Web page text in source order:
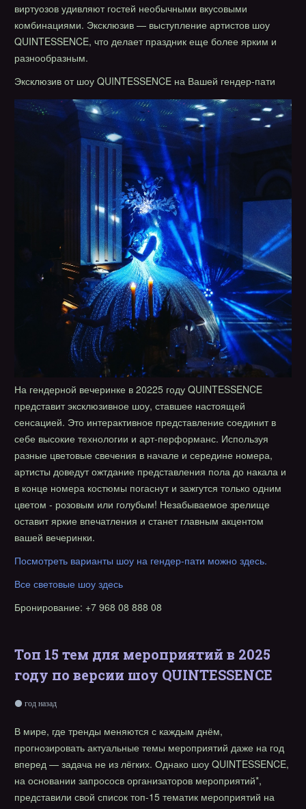
виртуозов удивляют гостей необычными вкусовыми
комбинациями. Эксклюзив — выступление артистов шоу
QUINTESSENCE, что делает праздник еще более ярким и
разнообразным.
Эксклюзив от шоу QUINTESSENCE на Вашей гендер-пати
На гендерной вечеринке в 20225 году QUINTESSENCE
представит эксклюзивное шоу, ставшее настоящей
сенсацией. Это интерактивное представление соединит в
себе высокие технологии и арт-перформанс. Используя
разные цветовые свечения в начале и середине номера,
артисты доведут ожтдание представления пола до накала и
в конце номера костюмы погаснут и зажгутся только одним
цветом - розовым или голубым! Незабываемое зрелище
оставит яркие впечатления и станет главным акцентом
вашей вечеринки.
Посмотреть варианты шоу на гендер-пати можно здесь.
Все световые шоу здесь
Бронирование: +7 968 08 888 08
Топ 15 тем для мероприятий в 2025
году по версии шоу QUINTESSENCE
год назад
В мире, где тренды меняются с каждым днём,
прогнозировать актуальные темы мероприятий даже на год
вперед — задача не из лёгких. Однако шоу QUINTESSENCE,
на основании запрососв организаторов мероприятий*,
представили свой список топ-15 тематик мероприятий на